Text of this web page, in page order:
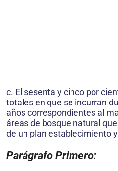
c. El sesenta y cinco por
totales en que se incurran
años correspondientes al
áreas de bosque natural
de un plan establecimiento
Parágrafo Primero: